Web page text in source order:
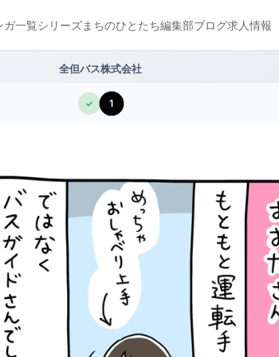
ガ一覧シリーズまちのひとたち編集部ブログ求人情報
全但バス株式会社
1
✓